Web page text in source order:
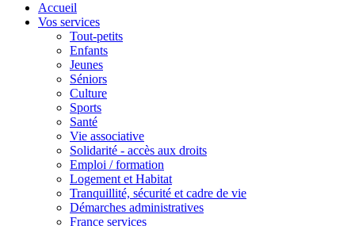
Accueil
Vos services
Tout-petits
Enfants
Jeunes
Séniors
Culture
Sports
Santé
Vie associative
Solidarité - accès aux droits
Emploi / formation
Logement et Habitat
Tranquillité, sécurité et cadre de vie
Démarches administratives
France services